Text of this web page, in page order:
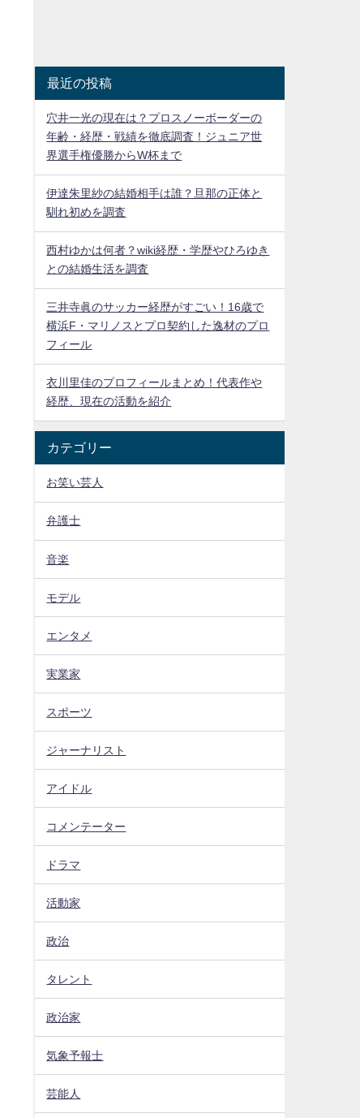
最近の投稿
穴井一光の現在は？プロスノーボーダーの
年齢・経歴・戦績を徹底調査！ジュニア世
界選手権優勝からW杯まで
伊達朱里紗の結婚相手は誰？旦那の正体と
馴れ初めを調査
西村ゆかは何者？wiki経歴・学歴やひろゆき
との結婚生活を調査
三井寺眞のサッカー経歴がすごい！16歳で
横浜F・マリノスとプロ契約した逸材のプロ
フィール
衣川里佳のプロフィールまとめ！代表作や
経歴、現在の活動を紹介
カテゴリー
お笑い芸人
弁護士
音楽
モデル
エンタメ
実業家
スポーツ
ジャーナリスト
アイドル
コメンテーター
ドラマ
活動家
政治
タレント
政治家
気象予報士
芸能人